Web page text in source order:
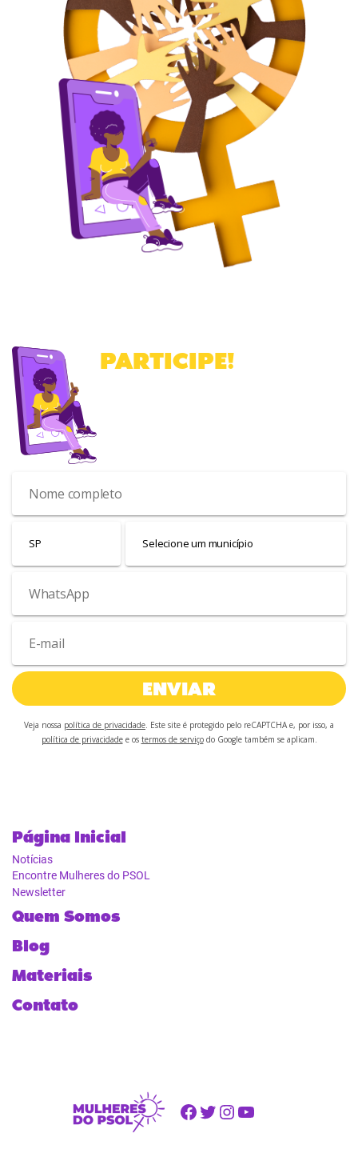
PARTICIPE!
ENVIAR
Veja nossa política de privacidade . Este site é protegido pelo reCAPTCHA e, por isso, a
política de privacidadee os termos de serviçodo Google também se aplicam.
Página Inicial
Notícias
Encontre Mulheres do PSOL
Newsletter
Quem Somos
Blog
Materiais
Contato
Facebook Twitter Instagram Youtube